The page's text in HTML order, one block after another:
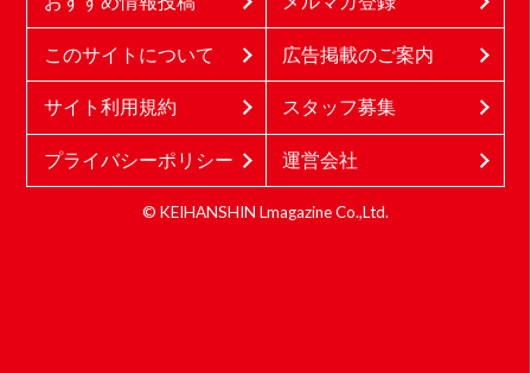
このサイトについて 広告掲載のご案内
サイト利用規約 スタッフ募集
プライバシーポリシー 運営会社
© KEIHANSHIN Lmagazine Co.,Ltd.